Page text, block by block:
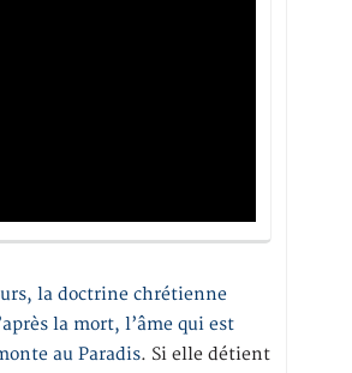
la doctrine chrétienne
la mort, l’âme qui est
au Paradis. Si elle détient